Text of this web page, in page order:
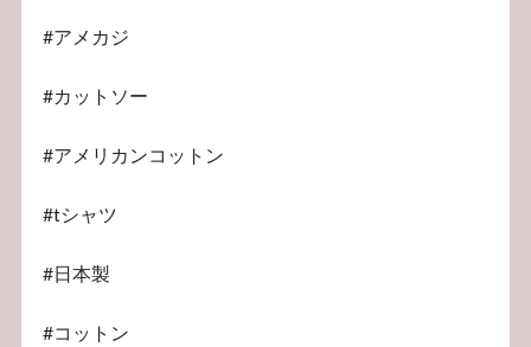
#アメカジ
#カットソー
#アメリカンコットン
#tシャツ
#日本製
#コットン